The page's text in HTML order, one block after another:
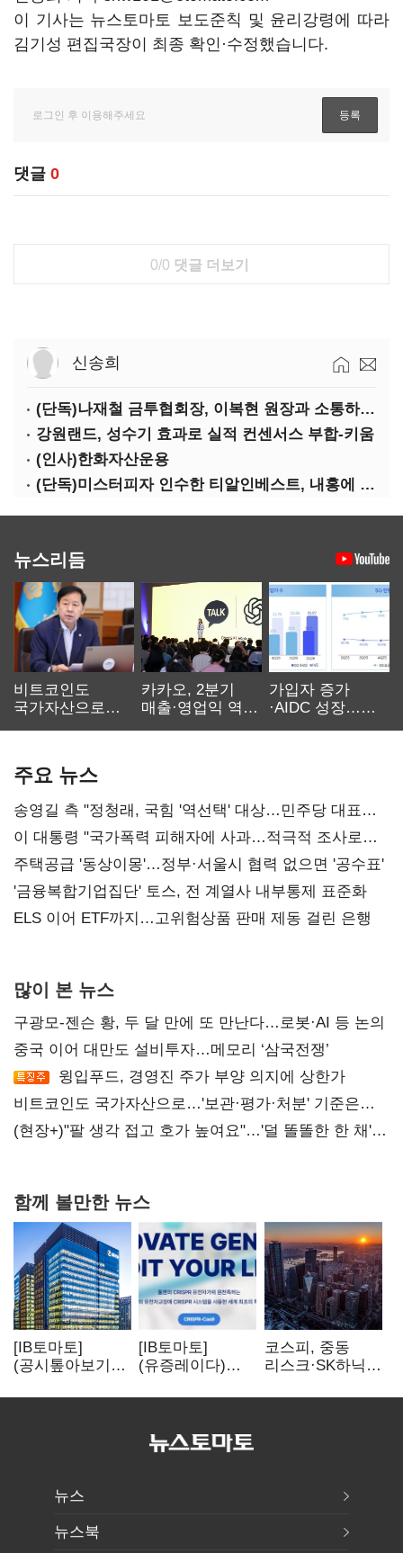
이 기사는 뉴스토마토 보도준칙 및 윤리강령에 따라
김기성 편집국장이 최종 확인·수정했습니다.
댓글 0
0/0 댓글 더보기
신송희
(단독)나재철 금투협회장, 이복현 원장과 소통하는 사이?
강원랜드, 성수기 효과로 실적 컨센서스 부합-키움
(인사)한화자산운용
(단독)미스터피자 인수한 티알인베스트, 내홍에 무너진 멜파스 인수전 참여
뉴스리듬
비트코인도
국가자산으로…'
카카오, 2분기
매출·영업익 역대
가입자 증가
·AIDC 성장…
주요 뉴스
송영길 측 "정청래, 국힘 '역선택' 대상…민주당 대표로
총선 지휘 못해"
이 대통령 "국가폭력 피해자에 사과…적극적 조사로
진실 밝혀야"
주택공급 '동상이몽'…정부·서울시 협력 없으면 '공수표'
'금융복합기업집단' 토스, 전 계열사 내부통제 표준화
ELS 이어 ETF까지…고위험상품 판매 제동 걸린 은행
많이 본 뉴스
구광모-젠슨 황, 두 달 만에 또 만난다…로봇·AI 등 논의
중국 이어 대만도 설비투자…메모리 ‘삼국전쟁’
윙입푸드, 경영진 주가 부양 의지에 상한가
비트코인도 국가자산으로…'보관·평가·처분' 기준은
숙제
(현장+)"팔 생각 접고 호가 높여요"…'덜 똘똘한 한 채'
함께 볼만한 뉴스
[IB토마토]
(공시톺아보기)
바로 매출로
[IB토마토]
(유증레이다)
3분의 1 토막…
비용부터 챙긴다
코스피, 중동
리스크·SK하닉
뒷걸음
뉴스
뉴스북